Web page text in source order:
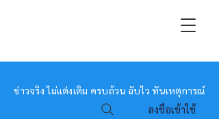
หมอข่าว
ข่าวจริง ไม่แต่งเติม ครบถ้วน ฉับไว ทันเหตุการณ์
ลงชื่อเข้าใช้